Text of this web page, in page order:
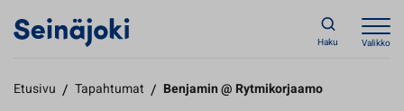
Haku Valikko
Etusivu / Tapahtumat / Benjamin @ Rytmikorjaamo